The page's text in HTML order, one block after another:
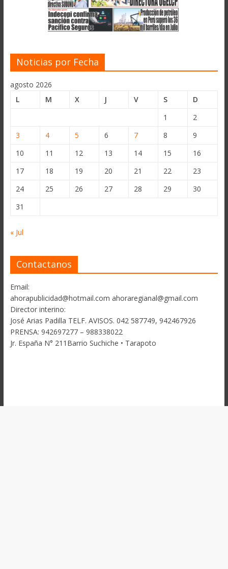
Noticias por Fecha
agosto 2026
L
M X J V S
D
1
2
3
4 5 6 7 8
9
10
11 12 13 14 15
16
17
18 19 20 21 22
23
24
25 26 27 28 29
30
31
« Jul
Contactanos
Email:
ahorapublicidad@hotmail.com ahoraregianal@gmail.com
Director interino:
José Arias Padilla TELF. AVISOS. 042 587749, 942467926
PRENSA: 942697277 – 988338022
Jr. España N° 211Barrio Suchiche • Tarapoto